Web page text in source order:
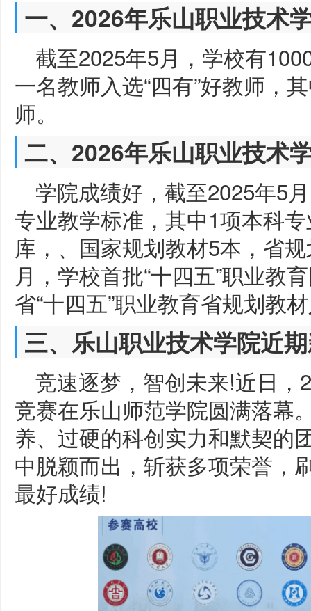
一、2026年乐山职业技术
截至2025年5月，学校有
一名教师入选“四有”好教师，
师。
二、2026年乐山职业技术
学院成绩好，截至2025年5
专业教学标准，其中1项本科
库，、国家规划教材5本，省
月，学校首批“十四五”职业教
省“十四五”职业教育省规划教
三、乐山职业技术学院近
竞速逐梦，智创未来!近日
竞赛在乐山师范学院圆满落幕
养、过硬的科创实力和默契的
中脱颖而出，斩获多项荣誉，
最好成绩!